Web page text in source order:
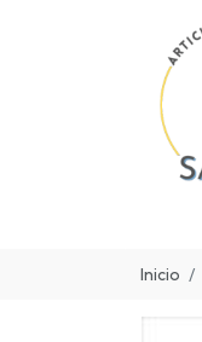
Inicio